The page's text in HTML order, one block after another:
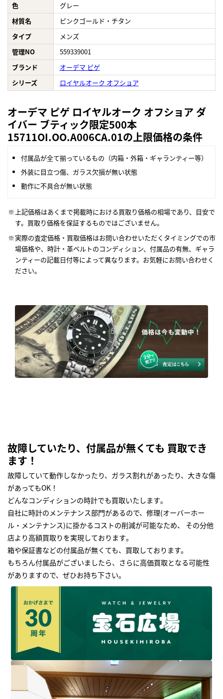
色
グレー
材質名
ピンクゴールド・チタン
タイプ
メンズ
管理NO
559339001
ブランド
オーデマ ピゲ
シリーズ
ロイヤルオーク オフショア
オーデマ ピゲ ロイヤルオーク オフショア ダ
イバー ブティック限定500本
15711OI.OO.A006CA.01の上限価格の条件
付属品が全て揃っているもの（内箱・外箱・ギャランティー等）
外装に目立つ傷、ガラス欠損が無い状態
動作に不具合が無い状態
上記価格はあくまで掲載時における買取り価格の相場であり、目安で
す。買取り価格を保証するものではございません。
実際の査定価格・買取価格はお問い合わせいただくタイミングでの市
場価格や、時計・革ベルトのコンディション、付属品の有無、ギャラ
ンティーの記載日付等によって異なります。お気軽にお問い合わせく
ださい。
故障していたり、付属品が無くても 買取でき
ます！
故障していて動作しなかったり、ガラス割れがあったり、大きな傷
があってもOK！
どんなコンディションの時計でも買取いたします｡
自社に時計のメンテナンス部門があるので、修理(オーバーホー
ル・メンテナンス)に掛かるコストの削減が可能なため、 その分他
店より高額買取りを実現しております｡
箱や保証書などの付属品が無くても、買取しております。
もちろん付属品がございましたら、さらに高価買取となる可能性
がありますので、ぜひお持ち下さい｡